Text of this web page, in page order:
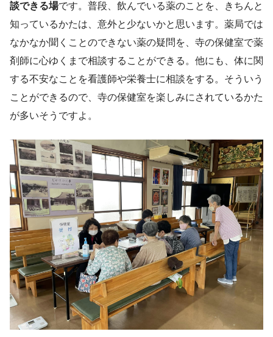
談できる場です。普段、飲んでいる薬のことを、きちんと
知っているかたは、意外と少ないかと思います。薬局では
なかなか聞くことのできない薬の疑問を、寺の保健室で薬
剤師に心ゆくまで相談することができる。他にも、体に関
する不安なことを看護師や栄養士に相談をする。そういう
ことができるので、寺の保健室を楽しみにされているかた
が多いそうですよ。